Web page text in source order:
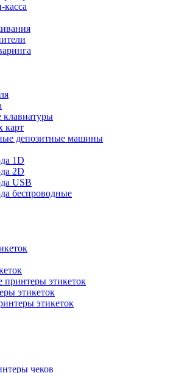
карт
депозитные машины
1D
2D
USB
беспроводные
принтеры этикеток
этикеток
этикеток
чеков